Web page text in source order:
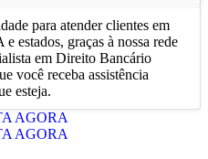
para atender clientes em
estados, graças à nossa rede
em Direito Bancário
você receba assistência
esteja.
AGORA
AGORA